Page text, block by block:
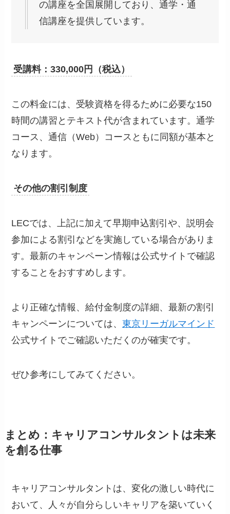
の講座を全国展開しており、通学・通
信講座を提供しています。
受講料：330,000円（税込）
この料金には、受験資格を得るために必要な150
時間の講習とテキスト代が含まれています。通学
コース、通信（Web）コースともに同額が基本と
なります。
その他の割引制度
LECでは、上記に加えて早期申込割引や、説明会
参加による割引などを実施している場合がありま
す。最新のキャンペーン情報は公式サイトで確認
することをおすすめします。
より正確な情報、給付金制度の詳細、最新の割引
キャンペーンについては、東京リーガルマインド
公式サイトでご確認いただくのが確実です。
ぜひ参考にしてみてください。
まとめ：キャリアコンサルタントは未来
を創る仕事
キャリアコンサルタントは、変化の激しい時代に
おいて、人々が自分らしいキャリアを築いていく